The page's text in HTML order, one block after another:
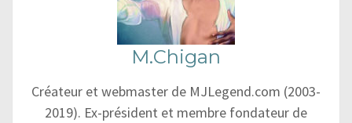
M.Chigan
Créateur et webmaster de MJLegend.com (2003-
2019). Ex-président et membre fondateur de